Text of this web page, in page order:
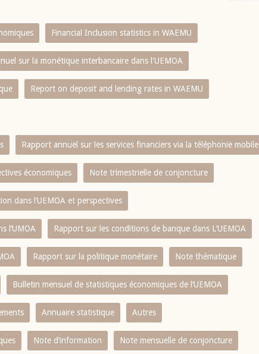
Financial Inclusion statistics in WAEMU
sur la monétique interbancaire dans l'UEMOA
Report on deposit and lending rates in WAEMU
Rapport annuel sur les services financiers via la téléphonie mobile
économiques Note trimestrielle de conjoncture
dans l‘UEMOA et perspectives
l‘UMOA Rapport sur les conditions de banque dans L‘UEMOA
Rapport sur la politique monétaire Note thématique
Bulletin mensuel de statistiques économiques de l‘UEMOA
Annuaire statistique Autres
Note d’information Note mensuelle de conjoncture